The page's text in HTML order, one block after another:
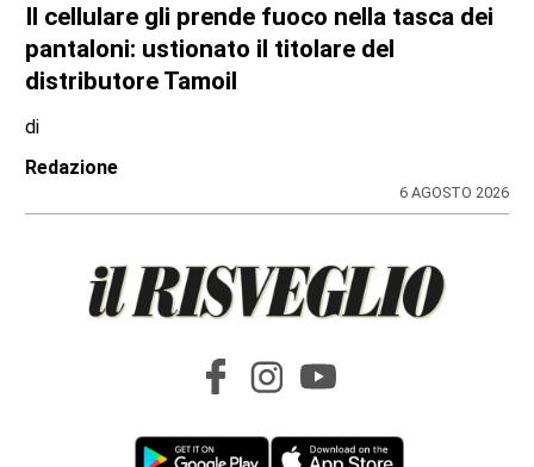
Il cellulare gli prende fuoco nella tasca dei
pantaloni: ustionato il titolare del
distributore Tamoil
di
Redazione
6 AGOSTO 2026